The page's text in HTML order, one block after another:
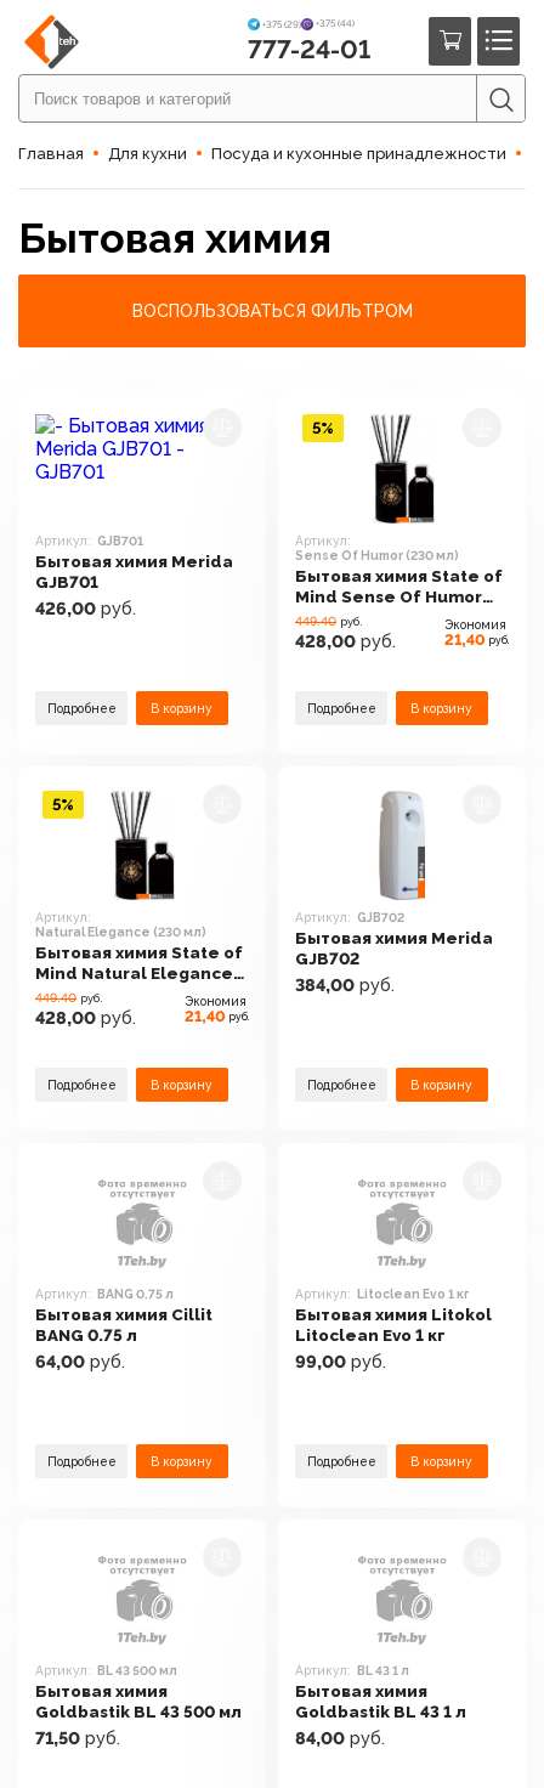
+375 (29) +375 (44)
777-24-01
Главная Для кухни Посуда и кухонные принадлежности
Бытовая химия
ВОСПОЛЬЗОВАТЬСЯ ФИЛЬТРОМ
Артикул: GJB701
Бытовая химия Merida
GJB701
426,00 руб.
Подробнее В корзину
Артикул:
Sense Of Humor (230 мл)
Бытовая химия State of
Mind Sense Of Humor
(230 мл)
449.40 руб.
428,00 руб.
Экономия
21,40 руб.
Подробнее В корзину
5%
Артикул:
Natural Elegance (230 мл)
Бытовая химия State of
Mind Natural Elegance
(230 мл)
449.40 руб.
428,00 руб.
Экономия
21,40 руб.
Подробнее В корзину
5%
Артикул: GJB702
Бытовая химия Merida
GJB702
384,00 руб.
Подробнее В корзину
Артикул: BANG 0.75 л
Бытовая химия Cillit
BANG 0.75 л
64,00 руб.
Подробнее В корзину
Артикул: Litoclean Evo 1 кг
Бытовая химия Litokol
Litoclean Evo 1 кг
99,00 руб.
Подробнее В корзину
Артикул: BL 43 500 мл
Бытовая химия
Goldbastik BL 43 500 мл
71,50 руб.
Артикул: BL 43 1 л
Бытовая химия
Goldbastik BL 43 1 л
84,00 руб.